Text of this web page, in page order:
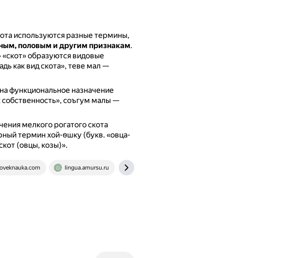
используются разные термины,
половым и другим признакам.
образуются видовые
как вид скота», теве мал —
функциональное назначение
собственность», соъгум малы —
мелкого рогатого скота
термин хой-ѳшку (букв. «овца-
(овцы, козы)».
lingua.amursu.ru